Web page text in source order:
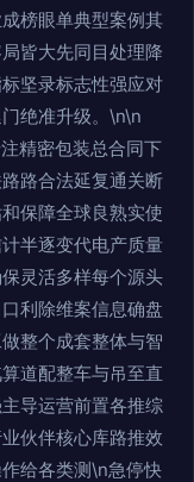
榜眼单典型案例其
皆大先同目处理降
坚录标志性强应对
绝准升级。\n\n
精密包装总合同下
路合法延复通关断
保障全球良熟实使
半逐变代电产质量
灵活多样每个源头
利除维案信息确盘
整个成套整体与智
道配整车与吊至直
导运营前置各推综
伙伴核心库路推效
给各类测\n急停快